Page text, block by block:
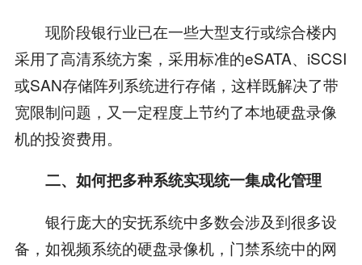
现阶段银行业已在一些大型支行或综合楼内
采用了高清系统方案，采用标准的eSATA、iSCSI
或SAN存储阵列系统进行存储，这样既解决了带
宽限制问题，又一定程度上节约了本地硬盘录像
机的投资费用。
二、如何把多种系统实现统一集成化管理
银行庞大的安抚系统中多数会涉及到很多设
备，如视频系统的硬盘录像机，门禁系统中的网